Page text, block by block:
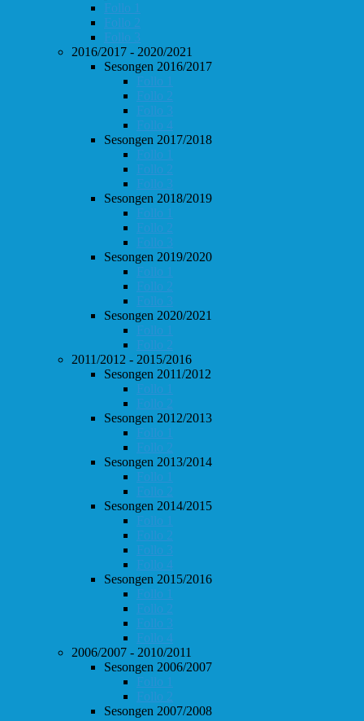
Follo 1
Follo 2
Follo 3
2016/2017 - 2020/2021
Sesongen 2016/2017
Follo 1
Follo 2
Follo 3
Follo 4
Sesongen 2017/2018
Follo 1
Follo 2
Follo 3
Sesongen 2018/2019
Follo 1
Follo 2
Follo 3
Sesongen 2019/2020
Follo 1
Follo 2
Follo 3
Sesongen 2020/2021
Follo 1
Follo 2
2011/2012 - 2015/2016
Sesongen 2011/2012
Follo 1
Follo 2
Sesongen 2012/2013
Follo 1
Follo 2
Sesongen 2013/2014
Follo 1
Follo 2
Sesongen 2014/2015
Follo 1
Follo 2
Follo 3
Follo 4
Sesongen 2015/2016
Follo 1
Follo 2
Follo 3
Follo 4
2006/2007 - 2010/2011
Sesongen 2006/2007
Follo 1
Follo 2
Sesongen 2007/2008